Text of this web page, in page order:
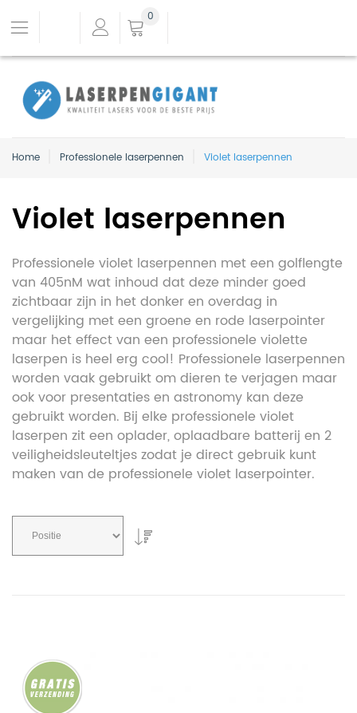
0
Home Professionele laserpennen Violet laserpennen
Violet laserpennen
Professionele violet laserpennen met een golflengte
van 405nM wat inhoud dat deze minder goed
zichtbaar zijn in het donker en overdag in
vergelijking met een groene en rode laserpointer
maar het effect van een professionele violette
laserpen is heel erg cool! Professionele laserpennen
worden vaak gebruikt om dieren te verjagen maar
ook voor presentaties en astronomy kan deze
gebruikt worden. Bij elke professionele violet
laserpen zit een oplader, oplaadbare batterij en 2
veiligheidsleuteltjes zodat je direct gebruik kunt
maken van de professionele violet laserpointer.